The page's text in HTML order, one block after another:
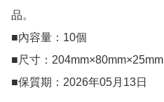
品。
■內容量：10個
■尺寸：204mm×80mm×25mm
■保質期：2026年05月13日